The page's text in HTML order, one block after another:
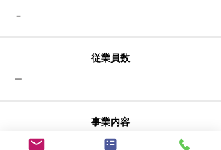
​－
従業員数
ー
事業内容
化粧品・健康食品の卸売り・小売事業